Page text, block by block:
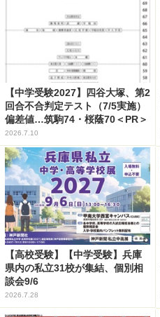
【中学受験2027】四谷大塚、第2
回合不合判定テスト（7/5実施）
偏差値…筑駒74・桜蔭70＜PR＞
2026.7.10
【高校受験】【中学受験】兵庫
県内の私立31校が集結、個別相
談会9/6
2026.7.28